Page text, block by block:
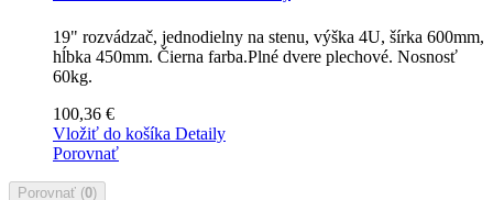
19" rozvádzač, jednodielny na stenu, výška 4U, šírka 600mm,
hĺbka 450mm. Čierna farba.Plné dvere plechové. Nosnosť
60kg.
100,36 €
Vložiť do košíka Detaily
Porovnať
Porovnať (0)